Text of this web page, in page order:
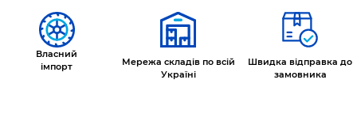
Власний
імпорт
Мережа складів по всій
Україні
Швидка відправка до
замовника